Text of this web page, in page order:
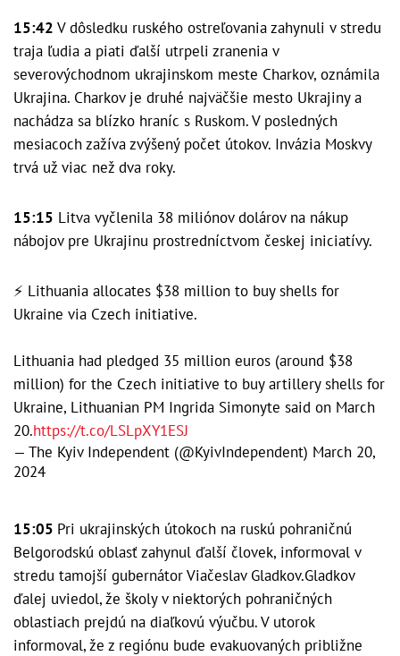
15:42 V dôsledku ruského ostreľovania zahynuli v stredu
traja ľudia a piati ďalší utrpeli zranenia v
severovýchodnom ukrajinskom meste Charkov, oznámila
Ukrajina. Charkov je druhé najväčšie mesto Ukrajiny a
nachádza sa blízko hraníc s Ruskom. V posledných
mesiacoch zažíva zvýšený počet útokov. Invázia Moskvy
trvá už viac než dva roky.
15:15 Litva vyčlenila 38 miliónov dolárov na nákup
nábojov pre Ukrajinu prostredníctvom českej iniciatívy.
⚡️ Lithuania allocates $38 million to buy shells for
Ukraine via Czech initiative.
Lithuania had pledged 35 million euros (around $38
million) for the Czech initiative to buy artillery shells for
Ukraine, Lithuanian PM Ingrida Simonyte said on March
20.https://t.co/LSLpXY1ESJ
— The Kyiv Independent (@KyivIndependent) March 20,
2024
15:05 Pri ukrajinských útokoch na ruskú pohraničnú
Belgorodskú oblasť zahynul ďalší človek, informoval v
stredu tamojší gubernátor Viačeslav Gladkov.Gladkov
ďalej uviedol, že školy v niektorých pohraničných
oblastiach prejdú na diaľkovú výučbu. V utorok
informoval, že z regiónu bude evakuovaných približne